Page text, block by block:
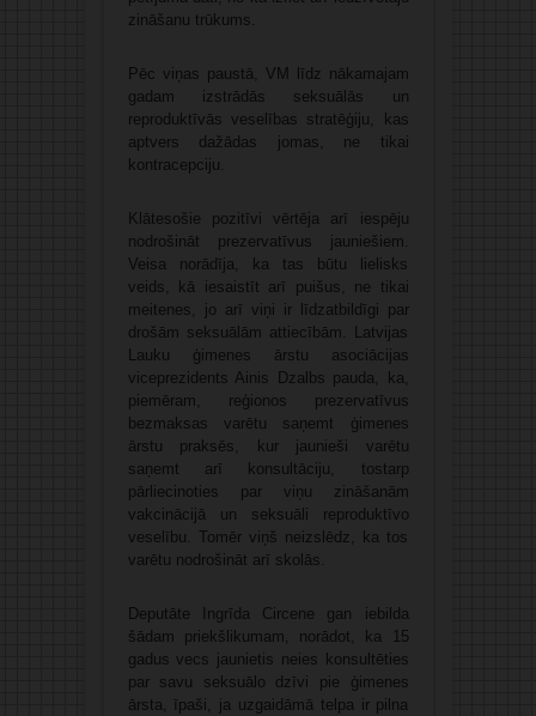
zināšanu trūkums.
Pēc viņas paustā, VM līdz nākamajam
gadam izstrādās seksuālās un
reproduktīvās veselības stratēģiju, kas
aptvers dažādas jomas, ne tikai
kontracepciju.
Klātesošie pozitīvi vērtēja arī iespēju
nodrošināt prezervatīvus jauniešiem.
Veisa norādīja, ka tas būtu lielisks
veids, kā iesaistīt arī puišus, ne tikai
meitenes, jo arī viņi ir līdzatbildīgi par
drošām seksuālām attiecībām. Latvijas
Lauku ģimenes ārstu asociācijas
viceprezidents Ainis Dzalbs pauda, ka,
piemēram, reģionos prezervatīvus
bezmaksas varētu saņemt ģimenes
ārstu praksēs, kur jaunieši varētu
saņemt arī konsultāciju, tostarp
pārliecinoties par viņu zināšanām
vakcinācijā un seksuāli reproduktīvo
veselību. Tomēr viņš neizslēdz, ka tos
varētu nodrošināt arī skolās.
Deputāte Ingrīda Circene gan iebilda
šādam priekšlikumam, norādot, ka 15
gadus vecs jaunietis neies konsultēties
par savu seksuālo dzīvi pie ģimenes
ārsta, īpaši, ja uzgaidāmā telpa ir pilna